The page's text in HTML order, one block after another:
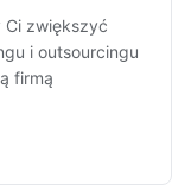
Ci zwiększyć
i outsourcingu
firmą